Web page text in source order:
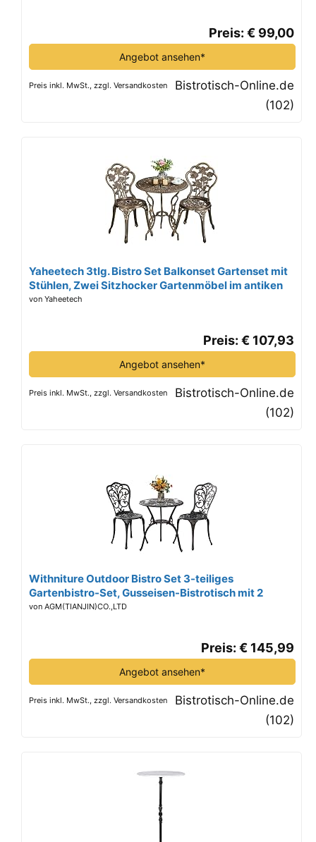
Preis: € 99,00
Angebot ansehen*
Preis inkl. MwSt., zzgl. Versandkosten
Bistrotisch-Online.de
(102)
Yaheetech 3tlg. Bistro Set Balkonset Gartenset mit
Stühlen, Zwei Sitzhocker Gartenmöbel im antiken
Stil Aluguss Bronze
von Yaheetech
Preis: € 107,93
Angebot ansehen*
Preis inkl. MwSt., zzgl. Versandkosten
Bistrotisch-Online.de
(102)
Withniture Outdoor Bistro Set 3-teiliges
Gartenbistro-Set, Gusseisen-Bistrotisch mit 2
Stühlen, Kleiner Terrassentisch für Balkon, Schwarz
von AGM(TIANJIN)CO.,LTD
Preis: € 145,99
Angebot ansehen*
Preis inkl. MwSt., zzgl. Versandkosten
Bistrotisch-Online.de
(102)